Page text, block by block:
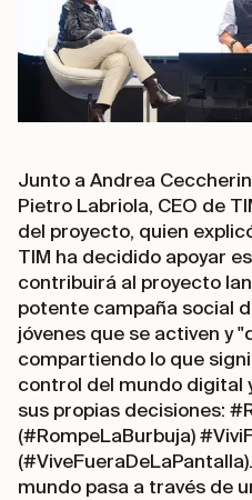
Junto a Andrea
Pietro Labriola, CEO de
del proyecto, quien
TIM ha decidido apoyar
contribuirá al proyecto
potente campaña social
jóvenes que se activen y
compartiendo lo que
control del mundo digital
sus propias decisiones:
(#RompeLaBurbuja)
mundo pasa a través de